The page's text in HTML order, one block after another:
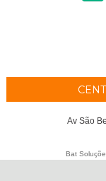
Av São
Bat